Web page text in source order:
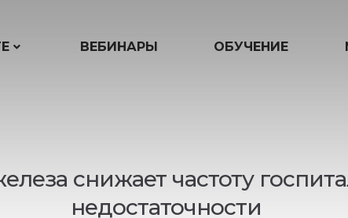
ВЕБИНАРЫ ОБУЧЕНИЕ
снижает частоту
недостаточности